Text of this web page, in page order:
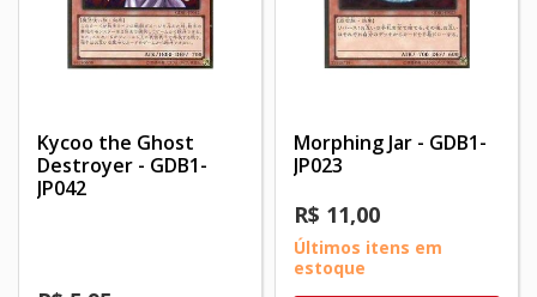
Kycoo the Ghost
Destroyer - GDB1-
JP042
Morphing Jar - GDB1-
JP023
R$ 11,00
Últimos itens em
estoque